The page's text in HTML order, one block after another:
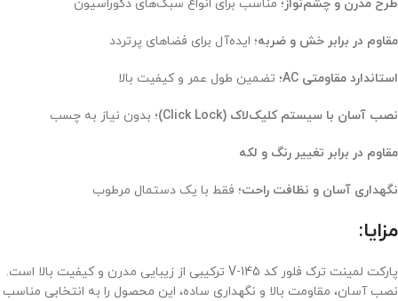
طرح مدرن و چشم‌نواز؛ مناسب برای انواع سبک‌های دکوراسیون
مقاوم در برابر خش و ضربه؛ ایده‌آل برای فضاهای پرتردد
استاندارد مقاومتی AC ؛ تضمین طول عمر و کیفیت بالا
نصب آسان با سیستم کلیک‌لاک (Click Lock) ؛ بدون نیاز به چسب
مقاوم در برابر تغییر رنگ و لکه
نگهداری آسان و نظافت راحت؛ فقط با یک دستمال مرطوب
مزایا:
پارکت لمینت ترک فلور کد V-145 ترکیبی از زیبایی مدرن و کیفیت بالا است.
نصب آسان، مقاومت بالا و نگهداری ساده، این محصول را به انتخابی مناسب